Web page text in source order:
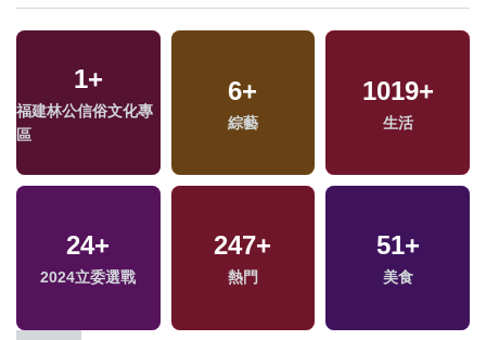
1+
福建林公信俗文化專
區
6+
綜藝
1019+
生活
24+
2024立委選戰
247+
熱門
51+
美食
9+
2024總統大選
685
政治
420+
文教
356+
財經及消費
15+
司法放大鏡
3+
兩岸佛教文化交流專